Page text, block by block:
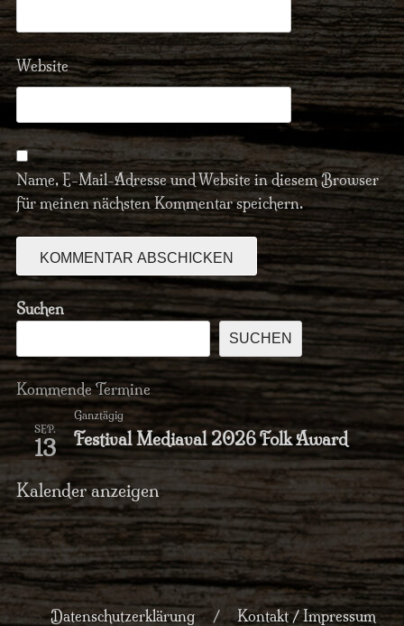
Website
Name, E-Mail-Adresse und Website in diesem Browser
für meinen nächsten Kommentar speichern.
Suchen
SUCHEN
Kommende Termine
SEP.
13
Ganztägig
Festival Mediaval 2026 Folk Award
Kalender anzeigen
Datenschutzerklärung Kontakt / Impressum